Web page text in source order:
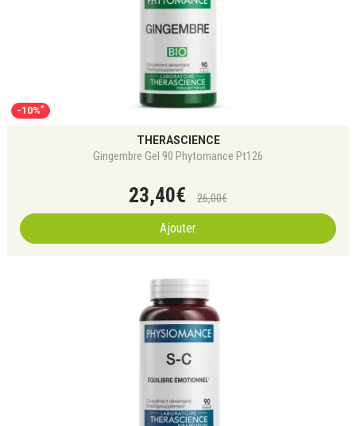
-10%*
THERASCIENCE
Gingembre Gel 90 Phytomance Pt126
23,40€ 26,00€
Ajouter